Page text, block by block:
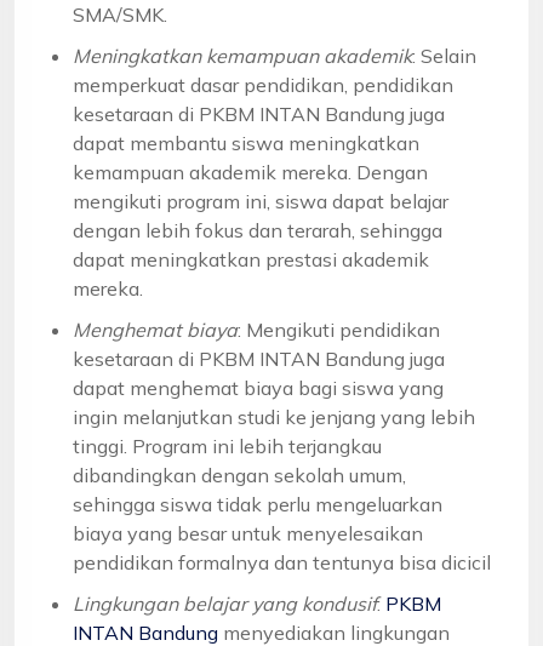
SMA/SMK.
Meningkatkan kemampuan akademik: Selain
memperkuat dasar pendidikan, pendidikan
kesetaraan di PKBM INTAN Bandung juga
dapat membantu siswa meningkatkan
kemampuan akademik mereka. Dengan
mengikuti program ini, siswa dapat belajar
dengan lebih fokus dan terarah, sehingga
dapat meningkatkan prestasi akademik
mereka.
Menghemat biaya: Mengikuti pendidikan
kesetaraan di PKBM INTAN Bandung juga
dapat menghemat biaya bagi siswa yang
ingin melanjutkan studi ke jenjang yang lebih
tinggi. Program ini lebih terjangkau
dibandingkan dengan sekolah umum,
sehingga siswa tidak perlu mengeluarkan
biaya yang besar untuk menyelesaikan
pendidikan formalnya dan tentunya bisa dicicil
Lingkungan belajar yang kondusif: PKBM
INTAN Bandung menyediakan lingkungan